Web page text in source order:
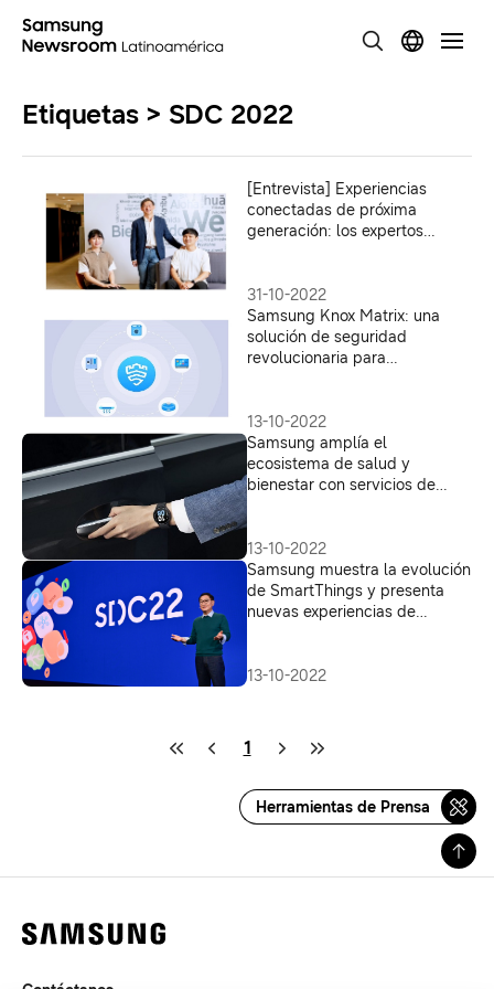
Etiquetas > SDC 2022
[Entrevista] Experiencias
conectadas de próxima
generación: los expertos
Tizen
31-10-2022
Samsung Knox Matrix: una
solución de seguridad
revolucionaria para
13-10-2022
Samsung amplía el
ecosistema de salud y
bienestar con servicios de
13-10-2022
Samsung muestra la evolución
de SmartThings y presenta
nuevas experiencias de
13-10-2022
1
Herramientas de Prensa